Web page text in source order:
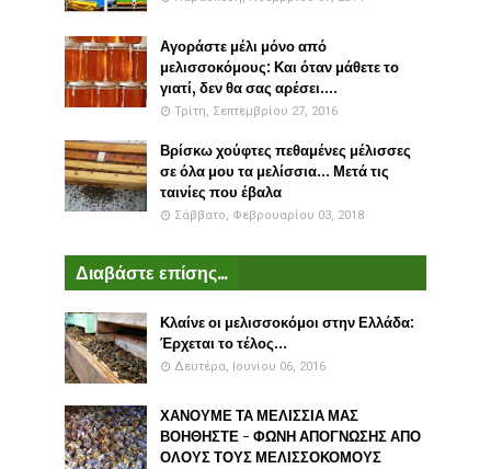
Αγοράστε μέλι μόνο από
μελισσοκόμους: Και όταν μάθετε το
γιατί, δεν θα σας αρέσει....
Τρίτη, Σεπτεμβρίου 27, 2016
Βρίσκω χούφτες πεθαμένες μέλισσες
σε όλα μου τα μελίσσια... Μετά τις
ταινίες που έβαλα
Σάββατο, Φεβρουαρίου 03, 2018
Διαβάστε επίσης...
Κλαίνε οι μελισσοκόμοι στην Ελλάδα:
Έρχεται το τέλος...
Δευτέρα, Ιουνίου 06, 2016
ΧΑΝΟΥΜΕ ΤΑ ΜΕΛΙΣΣΙΑ ΜΑΣ
ΒΟΗΘΗΣΤΕ - ΦΩΝΗ ΑΠΟΓΝΩΣΗΣ ΑΠΟ
ΟΛΟΥΣ ΤΟΥΣ ΜΕΛΙΣΣΟΚΟΜΟΥΣ